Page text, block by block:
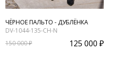
ЧЁРНОЕ ПАЛЬТО - ДУБЛЁНКА
DV-1044-135-CH-N
150 000 ₽
125 000 ₽